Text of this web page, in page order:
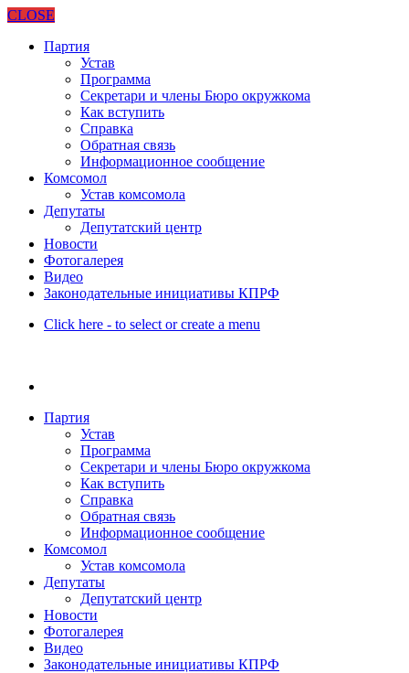
CLOSE
Партия
Устав
Программа
Секретари и члены Бюро окружкома
Как вступить
Справка
Обратная связь
Информационное сообщение
Комсомол
Устав комсомола
Депутаты
Депутатский центр
Новости
Фотогалерея
Видео
Законодательные инициативы КПРФ
Click here - to select or create a menu
Партия
Устав
Программа
Секретари и члены Бюро окружкома
Как вступить
Справка
Обратная связь
Информационное сообщение
Комсомол
Устав комсомола
Депутаты
Депутатский центр
Новости
Фотогалерея
Видео
Законодательные инициативы КПРФ